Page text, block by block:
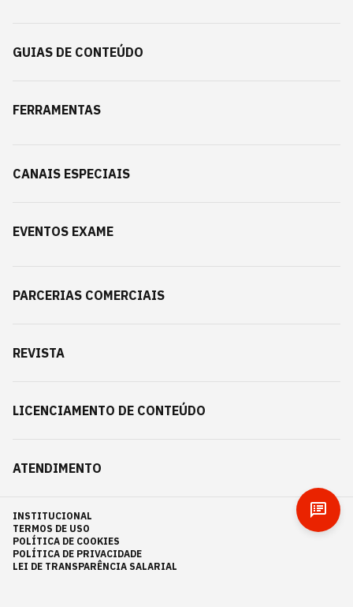
GUIAS DE CONTEÚDO
FERRAMENTAS
CANAIS ESPECIAIS
EVENTOS EXAME
PARCERIAS COMERCIAIS
REVISTA
LICENCIAMENTO DE CONTEÚDO
ATENDIMENTO
INSTITUCIONAL
TERMOS DE USO
POLÍTICA DE COOKIES
POLÍTICA DE PRIVACIDADE
LEI DE TRANSPARÊNCIA SALARIAL